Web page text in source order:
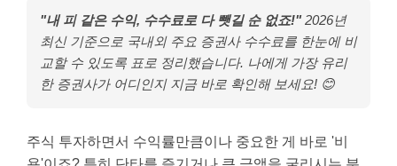
"내 피 같은 수익, 수수료로 다 뺏길 순 없죠!"2026년
최신 기준으로 국내외 주요 증권사 수수료를 한눈에 비
교할 수 있도록 표로 정리했습니다. 나에게 가장 유리
한 증권사가 어디인지 지금 바로 확인해 보세요! 😊
주식 투자하면서 수익률만큼이나 중요한 게 바로 '비